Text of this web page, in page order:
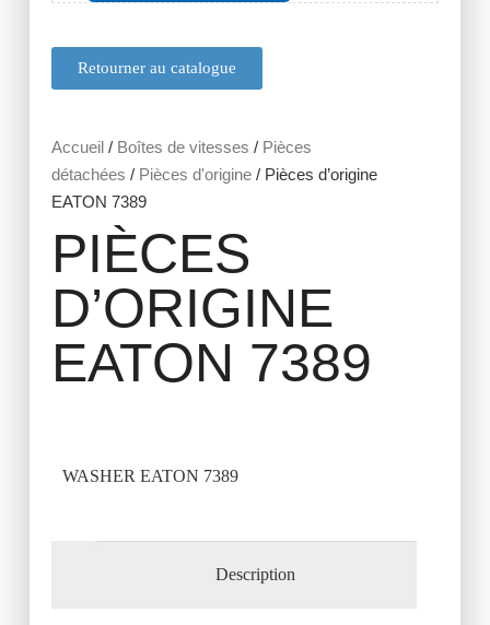
Retourner au catalogue
Accueil/ Boîtes de vitesses / Pièces
détachées / Pièces d'origine/ Pièces d’origine
EATON 7389
PIÈCES
D’ORIGINE
EATON 7389
WASHER EATON 7389
Description